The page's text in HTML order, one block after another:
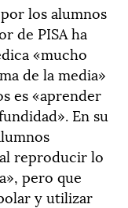
los alumnos
de PISA ha
«mucho
de la media»
es «aprender
En su
reproducir lo
pero que
y utilizar